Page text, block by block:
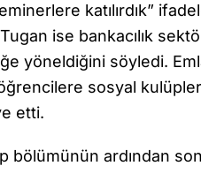
katılırdık”
ise bankacılık
yöneldiğini söyledi.
sosyal
etti.
bölümünün ardından